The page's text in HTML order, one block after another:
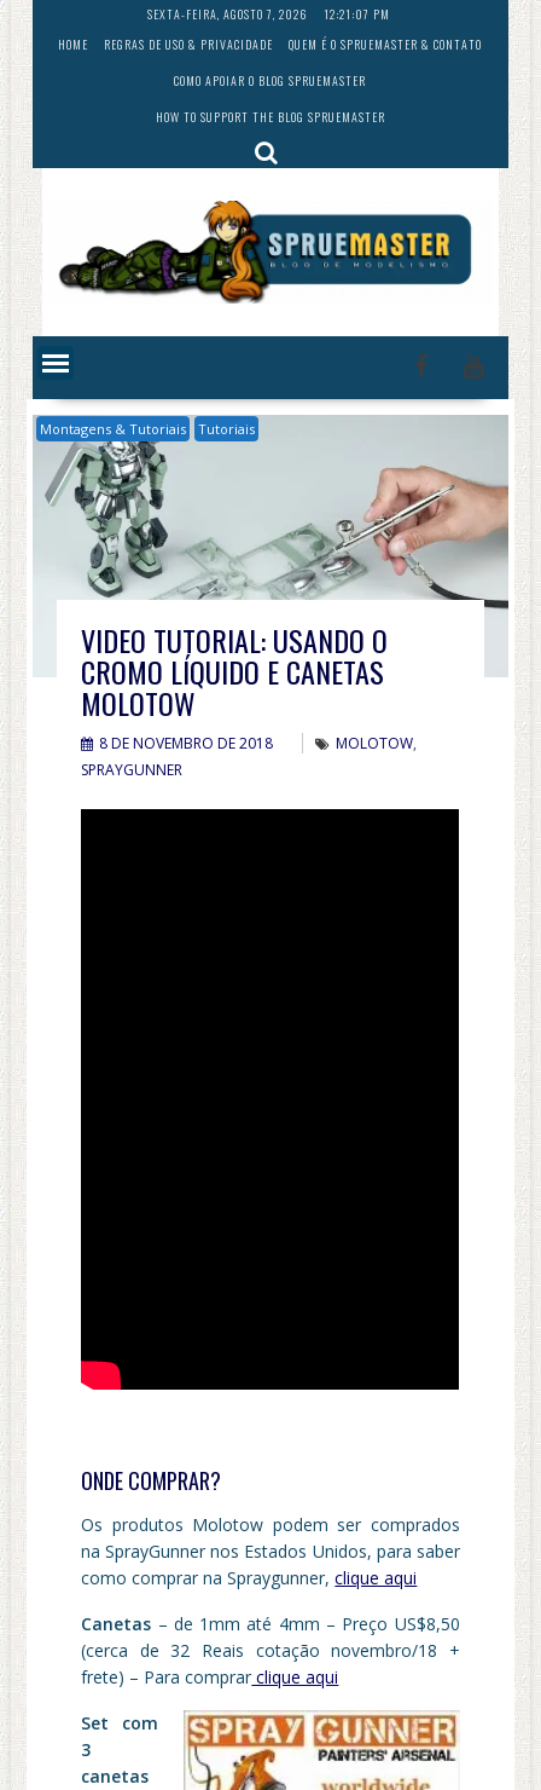
Skip
to
content
SEXTA-FEIRA, AGOSTO 7, 2026
12:21:08 PM
HOME
REGRAS DE USO & PRIVACIDADE
QUEM É O SPRUEMASTER & CONTATO
COMO APOIAR O BLOG SPRUEMASTER
HOW TO SUPPORT THE BLOG SPRUEMASTER
Montagens & Tutoriais Tutoriais
VIDEO TUTORIAL: USANDO O
CROMO LÍQUIDO E CANETAS
MOLOTOW
8 DE NOVEMBRO DE 2018 MOLOTOW,
SPRAYGUNNER
ONDE COMPRAR?
Os produtos Molotow podem ser comprados
na SprayGunner nos Estados Unidos, para saber
como comprar na Spraygunner,clique aqui
Canetas – de 1mm até 4mm – Preço US$8,50
(cerca de 32 Reais cotação novembro/18 +
frete) – Para comprar clique aqui
Set com
3
canetas